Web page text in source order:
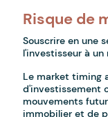
Risque de
Souscrire en une
l'investisseur à
Le market timing
d'investissement
mouvements
immobilier et de